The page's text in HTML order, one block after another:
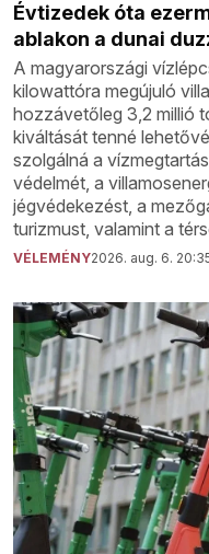
Évtizedek óta
ablakon a dunai
A magyarországi
kilowattóra megújuló
hozzávetőleg 3,2 millió
kiváltását tenné
szolgálná a
védelmét, a
jégvédekezést, a
turizmust, valamint a
VÉLEMÉNY2026. aug. 6.